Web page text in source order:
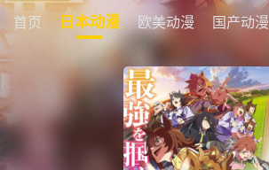
首页 日本动漫 欧美动漫 国产动漫
我的观影记录